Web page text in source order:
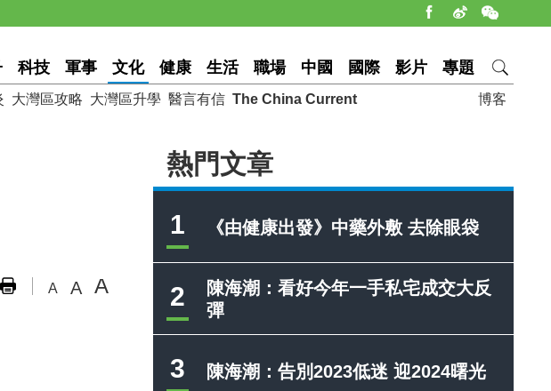
科技 軍事 文化 健康 生活 職場 中國 國際 影片 專題
博客
大灣區攻略 大灣區升學 醫言有信 The China Current
熱門文章
1 《由健康出發》中藥外敷 去除眼袋
2
陳海潮：看好今年一手私宅成交大反
彈
3 陳海潮：告別2023低迷 迎2024曙光
A A A